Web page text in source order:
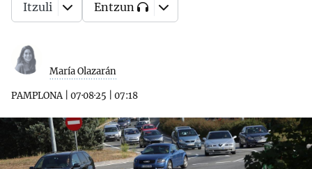
María Olazarán
PAMPLONA| 07·08·25 07:18
Itzuli Entzun